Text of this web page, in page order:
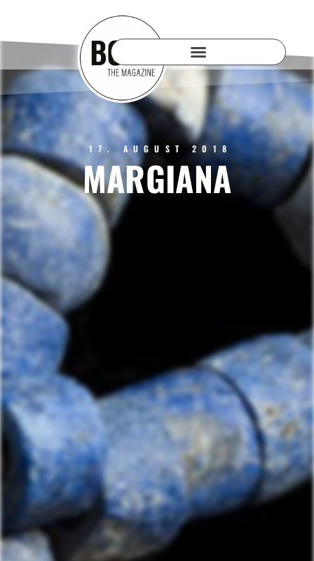
17. AUGUST 2018
MARGIANA